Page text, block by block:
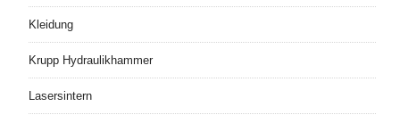
Kleidung
Krupp Hydraulikhammer
Lasersintern